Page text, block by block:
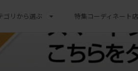
ゴリから選ぶ 特集コーディネート